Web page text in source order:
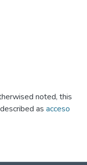
noted, this
as acceso